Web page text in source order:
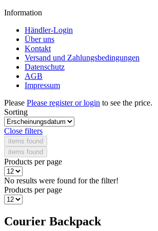
Information
Händler-Login
Über uns
Kontakt
Versand und Zahlungsbedingungen
Datenschutz
AGB
Impressum
Please Please register or login to see the price.
Sorting
Close filters
items found
items found
Products per page
No results were found for the filter!
Products per page
Courier Backpack